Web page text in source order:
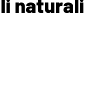
naturali